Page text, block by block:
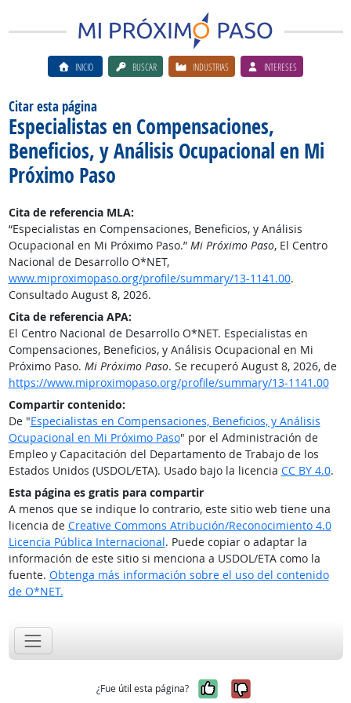
INICIO BUSCAR INDUSTRIAS INTERESES
Citar esta página
Especialistas en Compensaciones,
Beneficios, y Análisis Ocupacional en Mi
Próximo Paso
Cita de referencia MLA:
“Especialistas en Compensaciones, Beneficios, y Análisis
Ocupacional en Mi Próximo Paso.” Mi Próximo Paso, El Centro
Nacional de Desarrollo O*NET,
www.miproximopaso.org/profile/summary/13-1141.00.
Consultado August 8, 2026.
Cita de referencia APA:
El Centro Nacional de Desarrollo O*NET. Especialistas en
Compensaciones, Beneficios, y Análisis Ocupacional en Mi
Próximo Paso. Mi Próximo Paso. Se recuperó August 8, 2026, de
https://www.miproximopaso.org/profile/summary/13-1141.00
Compartir contenido:
De "Especialistas en Compensaciones, Beneficios, y Análisis
Ocupacional en Mi Próximo Paso" por el Administración de
Empleo y Capacitación del Departamento de Trabajo de los
Estados Unidos (USDOL/ETA). Usado bajo la licencia CC BY 4.0.
Esta página es gratis para compartir
A menos que se indique lo contrario, este sitio web tiene una
licencia de Creative Commons Atribución/Reconocimiento 4.0
Licencia Pública Internacional. Puede copiar o adaptar la
información de este sitio si menciona a USDOL/ETA como la
fuente. Obtenga más información sobre el uso del contenido
de O*NET.
¿Fue útil esta página? Sí, fue útil
No, no fue